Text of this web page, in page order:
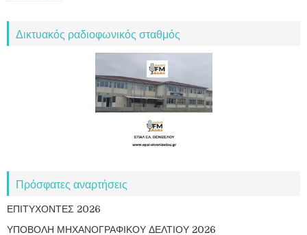
Δικτυακός ραδιοφωνικός σταθμός
Πρόσφατες αναρτήσεις
ΕΠΙΤΥΧΟΝΤΕΣ 2026
ΥΠΟΒΟΛΗ ΜΗΧΑΝΟΓΡΑΦΙΚΟΥ ΔΕΛΤΙΟΥ 2026